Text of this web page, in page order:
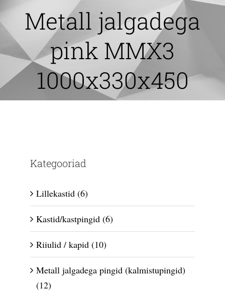
to
content
Metall jalgadega
pink MMX3
1000x330x450
Kategooriad
Lillekastid (6)
Kastid/kastpingid (6)
Riiulid / kapid (10)
Metall jalgadega pingid (kalmistupingid)
(12)